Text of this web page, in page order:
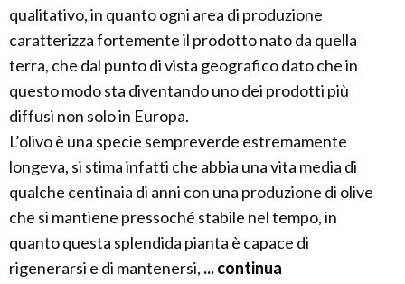
qualitativo, in quanto ogni area di produzione
caratterizza fortemente il prodotto nato da quella
terra, che dal punto di vista geografico dato che in
questo modo sta diventando uno dei prodotti più
diffusi non solo in Europa.
L’olivo è una specie sempreverde estremamente
longeva, si stima infatti che abbia una vita media di
qualche centinaia di anni con una produzione di olive
che si mantiene pressoché stabile nel tempo, in
quanto questa splendida pianta è capace di
rigenerarsi e di mantenersi, ... continua